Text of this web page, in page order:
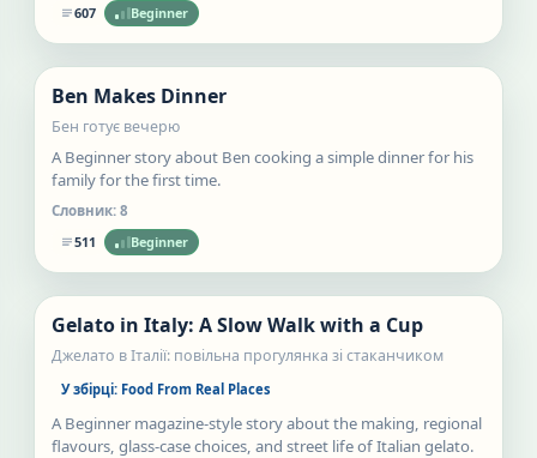
607 Beginner
Статті
Нове
Ben Makes Dinner
Бен готує вечерю
A Beginner story about Ben cooking a simple dinner for his
family for the first time.
Словник: 8
511
Beginner
Статті
Нове
Gelato in Italy: A Slow Walk with a Cup
Джелато в Італії: повільна прогулянка зі стаканчиком
У збірці: Food From Real Places
A Beginner magazine-style story about the making, regional
flavours, glass-case choices, and street life of Italian gelato.